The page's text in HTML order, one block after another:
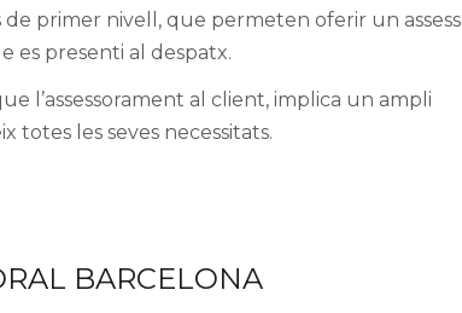
de primer nivell, que permeten oferir un
es presenti al despatx.
l’assessorament al client, implica un ampli
les seves necessitats.
BARCELONA